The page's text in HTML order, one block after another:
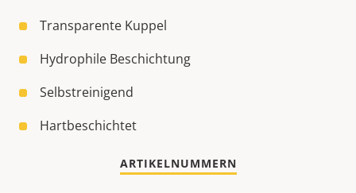
Transparente Kuppel
Hydrophile Beschichtung
Selbstreinigend
Hartbeschichtet
ARTIKELNUMMERN